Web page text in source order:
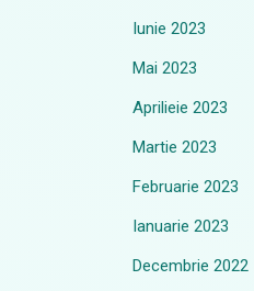
Iunie 2023
Mai 2023
Aprilieie 2023
Martie 2023
Februarie 2023
Ianuarie 2023
Decembrie 2022